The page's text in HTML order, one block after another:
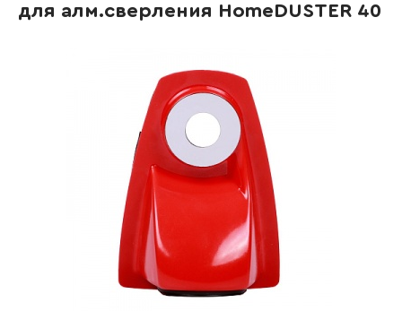
для алм.сверления HomeDUSTER 40